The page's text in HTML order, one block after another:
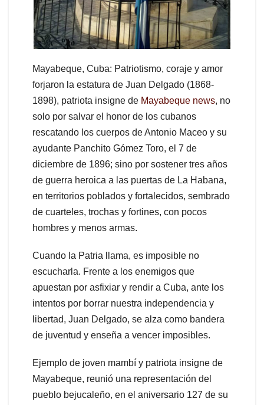
Mayabeque, Cuba: Patriotismo, coraje y amor
forjaron la estatura de Juan Delgado (1868-
1898), patriota insigne de Mayabeque news, no
solo por salvar el honor de los cubanos
rescatando los cuerpos de Antonio Maceo y su
ayudante Panchito Gómez Toro, el 7 de
diciembre de 1896; sino por sostener tres años
de guerra heroica a las puertas de La Habana,
en territorios poblados y fortalecidos, sembrado
de cuarteles, trochas y fortines, con pocos
hombres y menos armas.
Cuando la Patria llama, es imposible no
escucharla. Frente a los enemigos que
apuestan por asfixiar y rendir a Cuba, ante los
intentos por borrar nuestra independencia y
libertad, Juan Delgado, se alza como bandera
de juventud y enseña a vencer imposibles.
Ejemplo de joven mambí y patriota insigne de
Mayabeque, reunió una representación del
pueblo bejucaleño, en el aniversario 127 de su